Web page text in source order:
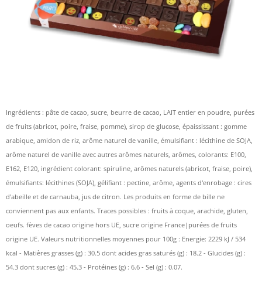
Ingrédients : pâte de cacao, sucre, beurre de cacao, LAIT entier en poudre, purées
de fruits (abricot, poire, fraise, pomme), sirop de glucose, épaississant : gomme
arabique, amidon de riz, arôme naturel de vanille, émulsifiant : lécithine de SOJA,
arôme naturel de vanille avec autres arômes naturels, arômes, colorants: E100,
E162, E120, ingrédient colorant: spiruline, arômes naturels (abricot, fraise, poire),
émulsifiants: lécithines (SOJA), gélifiant : pectine, arôme, agents d'enrobage : cires
d'abeille et de carnauba, jus de citron. Les produits en forme de bille ne
conviennent pas aux enfants. Traces possibles : fruits à coque, arachide, gluten,
oeufs. fèves de cacao origine hors UE, sucre origine France|purées de fruits
origine UE. Valeurs nutritionnelles moyennes pour 100g : Energie: 2229 kJ / 534
kcal - Matières grasses (g) : 30.5 dont acides gras saturés (g) : 18.2 - Glucides (g) :
54.3 dont sucres (g) : 45.3 - Protéines (g) : 6.6 - Sel (g) : 0.07.